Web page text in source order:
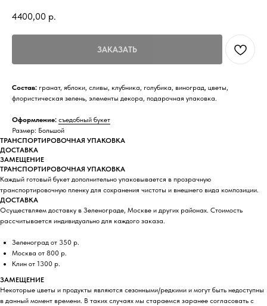
4400,00 р.
ЗАКАЗАТЬ
Состав: гранат, яблоки, сливы, клубника, голубика, виноград, цветы,
флористическая зелень, элементы декора, подарочная упаковка.
Оформление: съедобный букет
Размер: Большой
ТРАНСПОРТИРОВОЧНАЯ УПАКОВКА
ДОСТАВКА
ЗАМЕЩЕНИЕ
ТРАНСПОРТИРОВОЧНАЯ УПАКОВКА
Каждый готовый букет дополнительно упаковывается в прозрачную
транспортировочную пленку для сохранения чистоты и внешнего вида композиции.
ДОСТАВКА
Осуществляем доставку в Зеленограде, Москве и других районах. Стоимость
рассчитывается индивидуально для каждого заказа.
Зеленоград от 350 р.
Москва от 800 р.
Клин от 1300 р.
ЗАМЕЩЕНИЕ
Некоторые цветы и продукты являются сезонными/редкими и могут быть недоступны
в данный момент времени. В таких случаях мы стараемся заранее согласовать с